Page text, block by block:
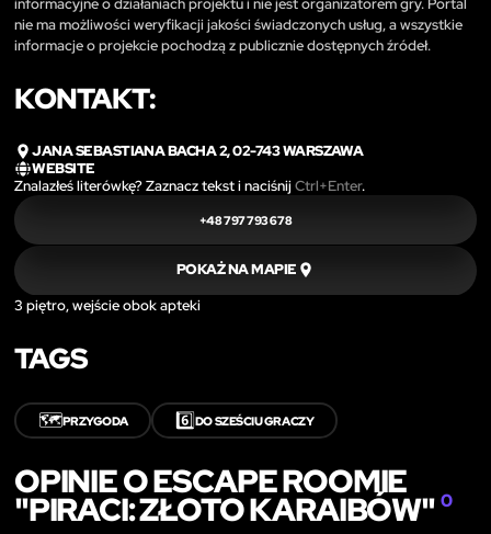
nie ma możliwości weryfikacji jakości świadczonych usług, a wszystkie
informacje o projekcie pochodzą z publicznie dostępnych źródeł.
KONTAKT:
JANA SEBASTIANA BACHA 2, 02-743 WARSZAWA
WEBSITE
Znalazłeś literówkę? Zaznacz tekst i naciśnijCtrl+Enter.
+48 797 793 678
POKAŻ NA MAPIE
3 piętro, wejście obok apteki
TAGS
🗺️PRZYGODA 6️⃣DO SZEŚCIU GRACZY
OPINIE O ESCAPE ROOMIE
"PIRACI: ZŁOTO KARAIBÓW" 0